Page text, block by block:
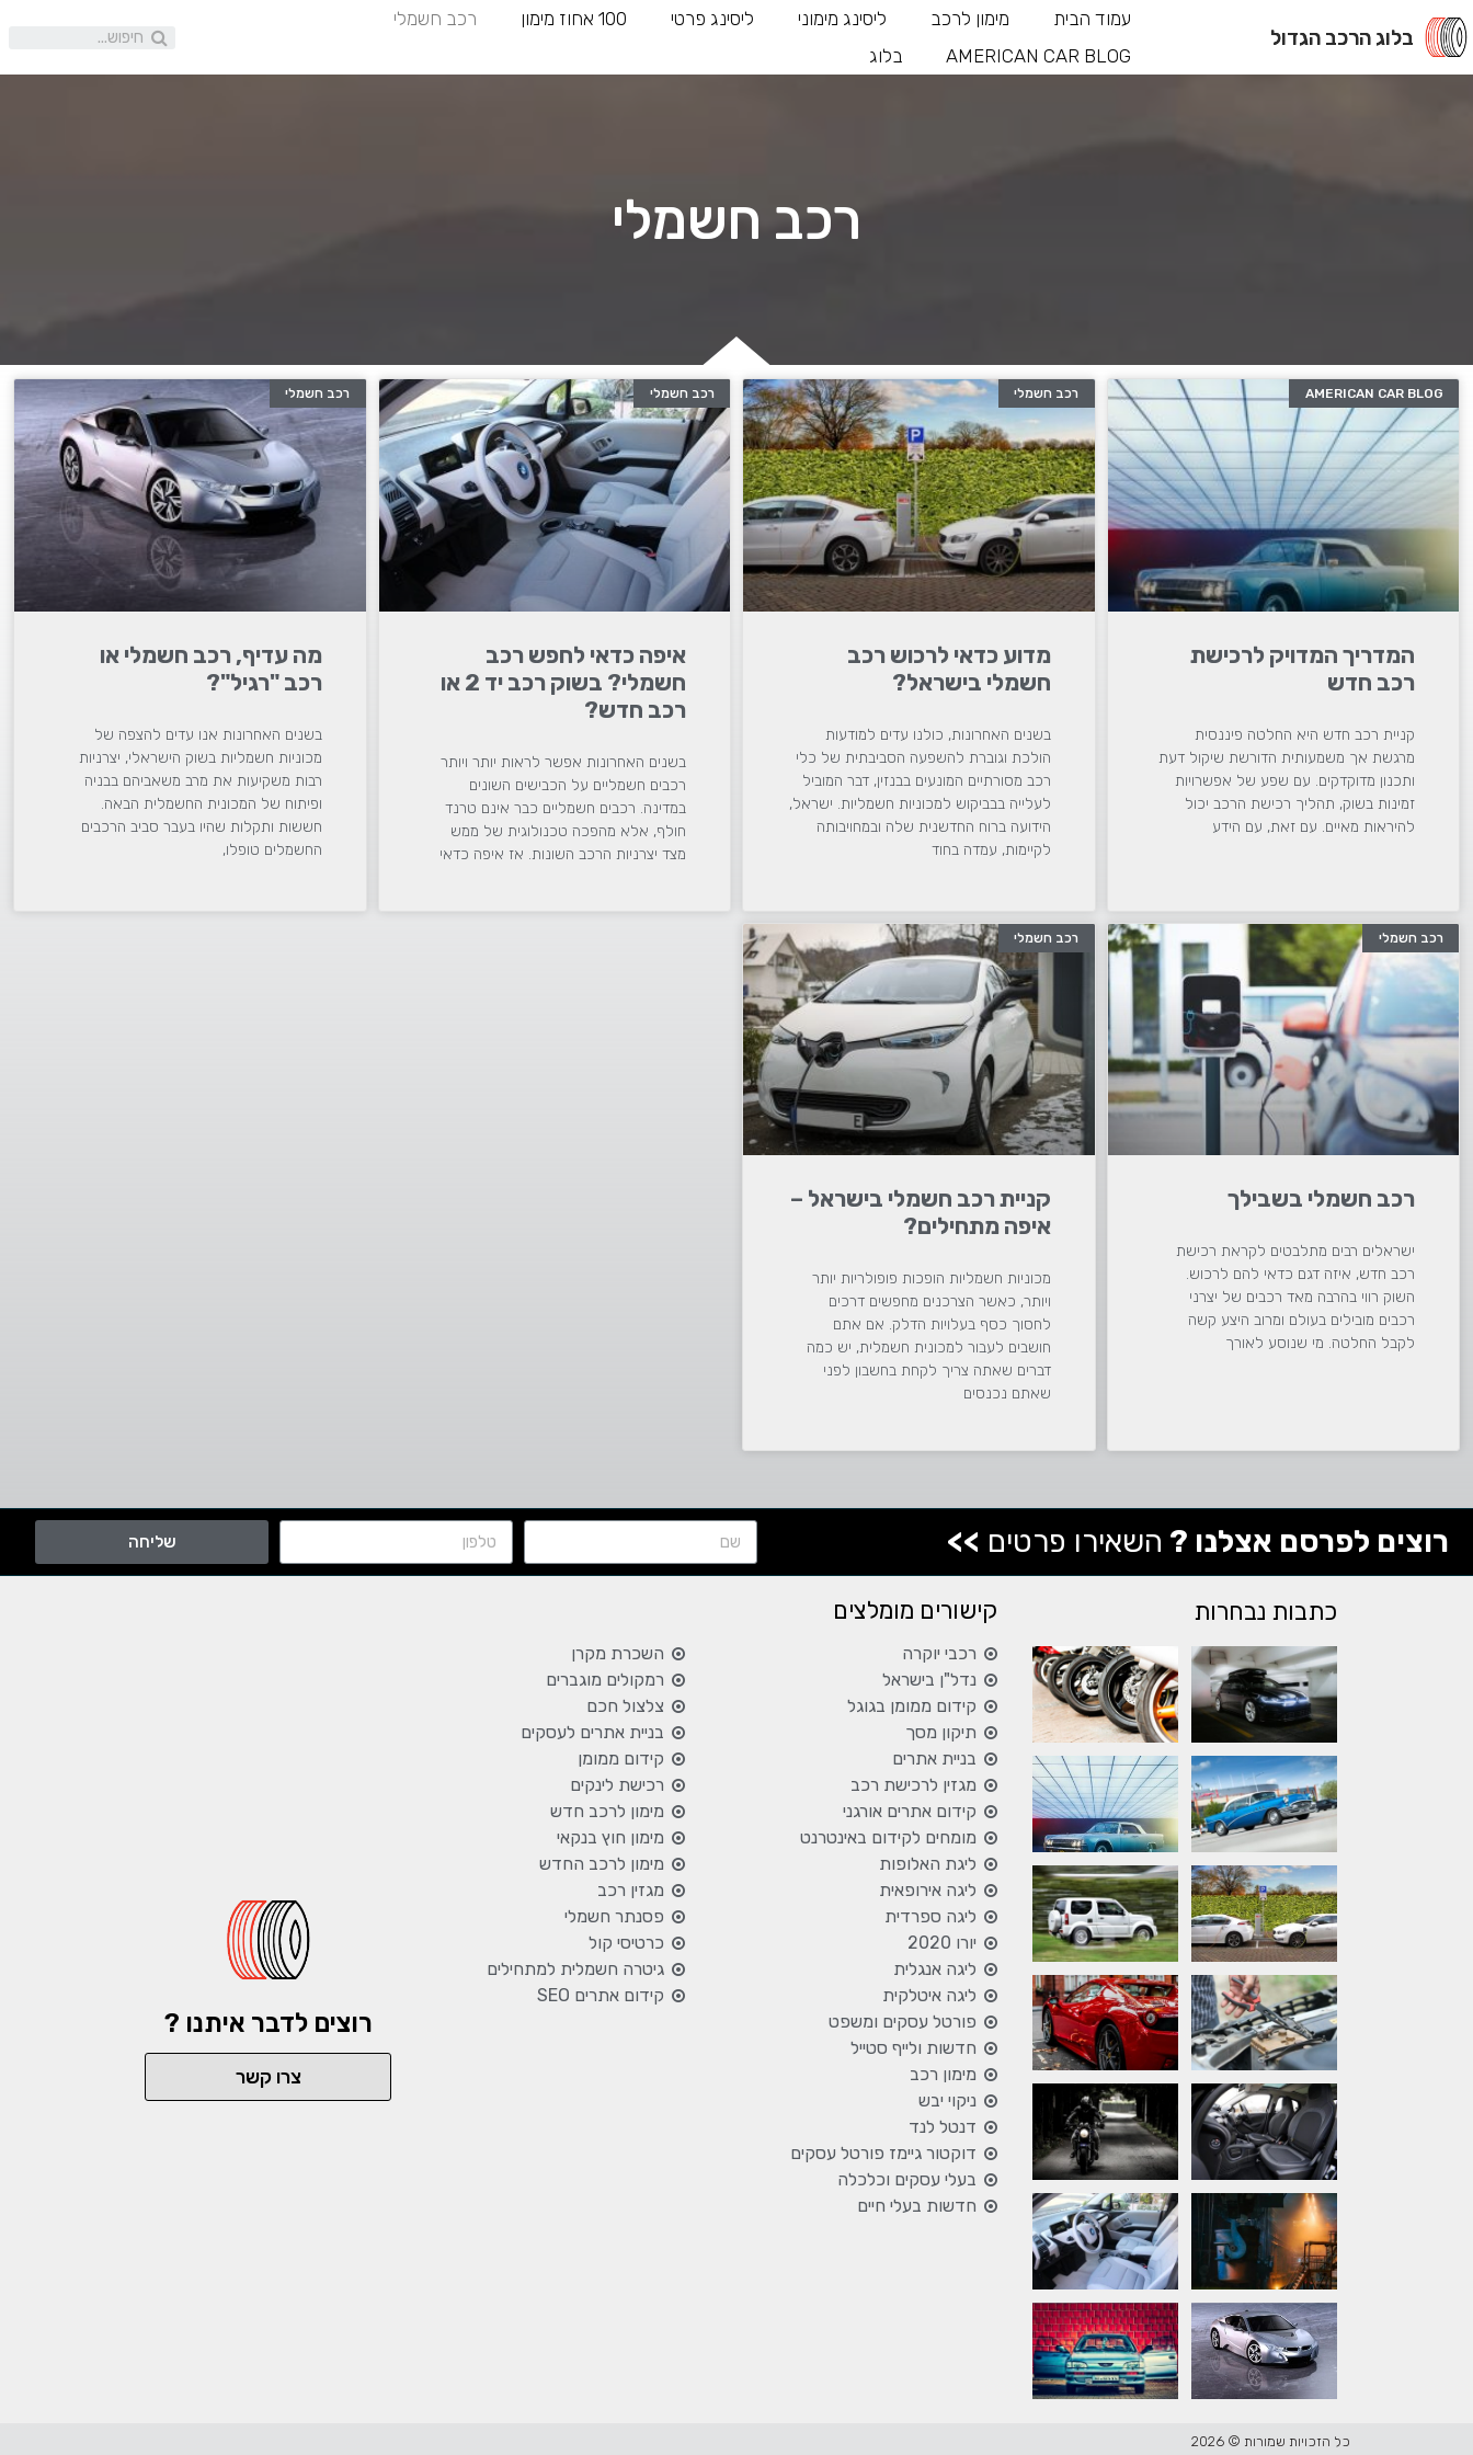
בלוג הרכב הגדול
עמוד הבית מימון לרכב ליסינג מימוני ליסינג פרטי 100 אחוז מימון
רכב חשמלי
AMERICAN CAR BLOG
בלוג
רכב חשמלי
AMERICAN CAR BLOG
המדריך המדויק לרכישת
רכב חדש
קניית רכב חדש היא החלטה פיננסית
מרגשת אך משמעותית הדורשת שיקול דעת
ותכנון מדוקדקים. עם שפע של אפשרויות
זמינות בשוק, תהליך רכישת הרכב יכול
להיראות מאיים. עם זאת, עם הידע
רכב חשמלי
מדוע כדאי לרכוש רכב
חשמלי בישראל?
בשנים האחרונות, כולנו עדים למודעות
הולכת וגוברת להשפעה הסביבתית של כלי
רכב מסורתיים המונעים בבנזין, דבר המוביל
לעלייה בבביקוש למכוניות חשמליות. ישראל,
הידועה ברוח החדשנית שלה ובמחויבותה
לקיימות, עמדה בחוד
רכב חשמלי
איפה כדאי לחפש רכב
חשמלי? בשוק רכב יד 2 או
רכב חדש?
בשנים האחרונות אפשר לראות יותר ויותר
רכבים חשמליים על הכבישים השונים
במדינה. רכבים חשמליים כבר אינם טרנד
חולף, אלא מהפכה טכנולוגית של ממש
מצד יצרניות הרכב השונות. אז איפה כדאי
רכב חשמלי
מה עדיף, רכב חשמלי או
רכב "רגיל"?
בשנים האחרונות אנו עדים להצפה של
מכוניות חשמליות בשוק הישראלי, יצרניות
רבות משקיעות את מרב משאביהם בבניה
ופיתוח של המכונית החשמלית הבאה.
חששות ותקלות שהיו בעבר סביב הרכבים
החשמלים טופלו,
רכב חשמלי
רכב חשמלי בשבילך
ישראלים רבים מתלבטים לקראת רכישת
רכב חדש, איזה דגם כדאי להם לרכוש.
השוק רווי בהרבה מאד רכבים של יצרני
רכבים מובילים בעולם ומרוב היצע קשה
לקבל החלטה. מי שנוסע לאורך
רכב חשמלי
קניית רכב חשמלי בישראל –
איפה מתחילים?
מכוניות חשמליות הופכות פופולריות יותר
ויותר, כאשר הצרכנים מחפשים דרכים
לחסוך כסף בעלויות הדלק. אם אתם
חושבים לעבור למכונית חשמלית, יש כמה
דברים שאתה צריך לקחת בחשבון לפני
שאתם נכנסים
רוצים לפרסם אצלנו ? השאירו פרטים >> שליחה
כתבות נבחרות קישורים מומלצים
רכבי יוקרה
נדל"ן בישראל
קידום ממומן בגוגל
תיקון מסך
בניית אתרים
מגזין לרכישת רכב
קידום אתרים אורגני
מומחים לקידום באינטרנט
ליגת האלופות
ליגה אירופאית
ליגה ספרדית
יורו 2020
ליגה אנגלית
ליגה איטלקית
פורטל עסקים ומשפט
חדשות ולייף סטייל
מימון רכב
ניקוי יבש
דנטל לנד
דוקטור גיימז פורטל עסקים
בעלי עסקים וכלכלה
חדשות בעלי חיים
השכרת מקרן
רמקולים מוגברים
צלצול חכם
בניית אתרים לעסקים
קידום ממומן
רכישת לינקים
מימון לרכב חדש
מימון חוץ בנקאי
מימון לרכב החדש
מגזין רכב
פסנתר חשמלי
כרטיסי קול
גיטרה חשמלית למתחילים
קידום אתרים SEO
רוצים לדבר איתנו ?
צרו קשר
כל הזכויות שמורות © 2026